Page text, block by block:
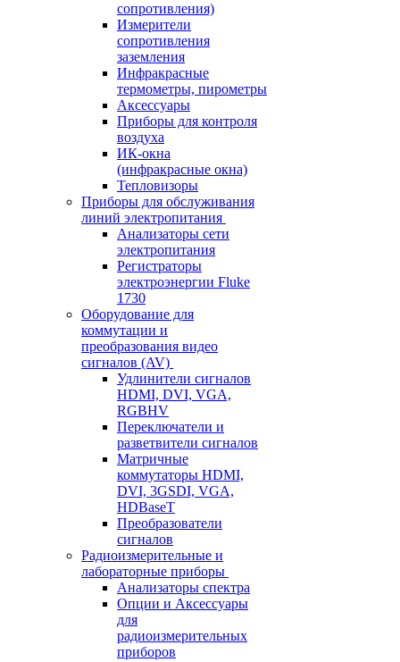
сопротивления)
Измерители
сопротивления
заземления
Инфракрасные
термометры, пирометры
Аксессуары
Приборы для контроля
воздуха
ИК-окна
(инфракрасные окна)
Тепловизоры
Приборы для обслуживания
линий электропитания
Анализаторы сети
электропитания
Регистраторы
электроэнергии Fluke
1730
Оборудование для
коммутации и
преобразования видео
сигналов (AV)
Удлинители сигналов
HDMI, DVI, VGA,
RGBHV
Переключатели и
разветвители сигналов
Матричные
коммутаторы HDMI,
DVI, 3GSDI, VGA,
HDBaseT
Преобразователи
сигналов
Радиоизмерительные и
лабораторные приборы
Анализаторы спектра
Опции и Аксессуары
для
радиоизмерительных
приборов